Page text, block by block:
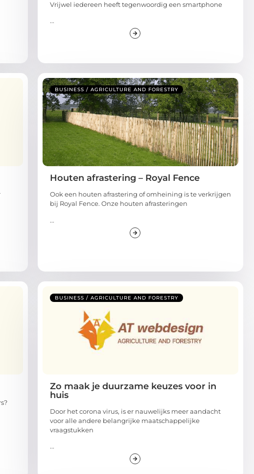
Vrijwel iedereen heeft tegenwoordig een smartphone
...
BUSINESS / AGRICULTURE AND FORESTRY
Houten afrastering – Royal Fence
Ook een houten afrastering of omheining is te verkrijgen
bij Royal Fence. Onze houten afrasteringen
...
BUSINESS / AGRICULTURE AND FORESTRY
Zo maak je duurzame keuzes voor in
huis
Door het corona virus, is er nauwelijks meer aandacht
voor alle andere belangrijke maatschappelijke
vraagstukken
...